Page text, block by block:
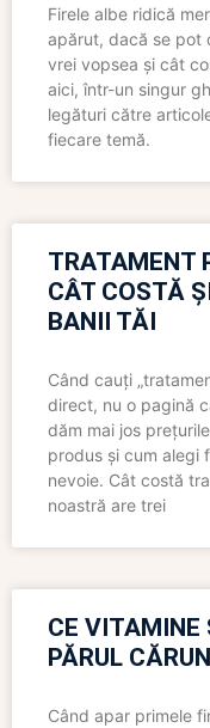
Firele albe ridică
apărut, dacă se pot
vrei vopsea și cât
aici, într-un singur
legături către
fiecare temă.
TRATAMENT
CÂT COSTĂ
BANII TĂI
Când cauți
direct, nu o pagină
dăm mai jos
produs și cum alegi
nevoie. Cât costă
noastră are trei
CE VITAMINE
PĂRUL
Când apar primele